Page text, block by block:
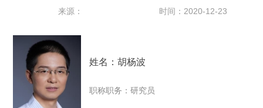
来源： 时间：2020-12-23
姓名：胡杨波
职称职务：研究员